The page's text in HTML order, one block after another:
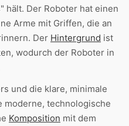
hält. Der Roboter hat einen
Arme mit Griffen, die an
Der Hintergrund ist
wodurch der Roboter in
und die klare, minimale
moderne, technologische
Komposition mit dem